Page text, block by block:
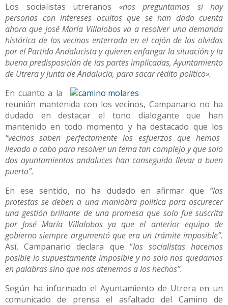
Los socialistas utreranos «nos preguntamos si hay
personas con intereses ocultos que se han dado cuenta
ahora que José María Villalobos va a resolver una demanda
histórica de los vecinos enterrada en el cajón de los olvidos
por el Partido Andalucista y quieren enfangar la situación y la
buena predisposición de las partes implicadas, Ayuntamiento
de Utrera y Junta de Andalucía, para sacar rédito político».
En cuanto a la
reunión mantenida con los vecinos, Campanario no ha
dudado en destacar el tono dialogante que han
mantenido en todo momento y ha destacado que los
“vecinos saben perfectamente los esfuerzos que hemos
llevado a cabo para resolver un tema tan complejo y que solo
dos ayuntamientos andaluces han conseguido llevar a buen
puerto”.
En ese sentido, no ha dudado en afirmar que “las
protestas se deben a una maniobra política para oscurecer
una gestión brillante de una promesa que solo fue suscrita
por José María Villalobos ya que el anterior equipo de
gobierno siempre argumentó que era un trámite imposible”.
Así, Campanario declara que “los socialistas hacemos
posible lo supuestamente imposible y no solo nos quedamos
en palabras sino que nos atenemos a los hechos”.
Según ha informado el Ayuntamiento de Utrera en un
comunicado de prensa el asfaltado del Camino de